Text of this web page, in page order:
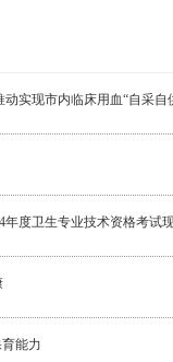
实现市内临床用血“自采自
年度卫生专业​技术资格考试
能力